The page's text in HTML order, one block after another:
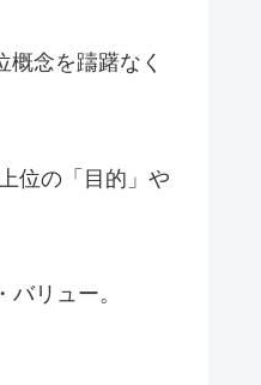
念を躊躇なく
位の「目的」や
リュー。